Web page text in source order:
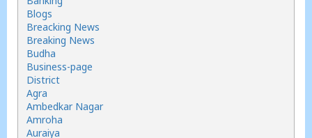
Blogs
Breacking News
Breaking News
Budha
Business-page
District
Agra
Ambedkar Nagar
Amroha
Auraiya